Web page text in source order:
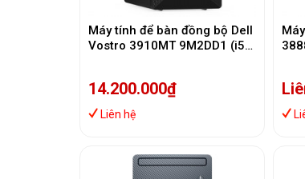
Máy tính để bàn đồng bộ Dell
Vostro 3910MT 9M2DD1 (i5-
14.200.000₫
Liên hệ